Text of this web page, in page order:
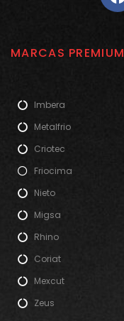
MARCAS PREMIUM
Imbera
Metalfrio
Criotec
Friocima
Nieto
Migsa
Rhino
Coriat
Mexcut
Zeus